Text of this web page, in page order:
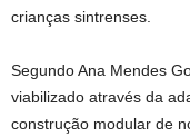
crianças sintrenses.
Segundo Ana Mendes
viabilizado através da
construção modular de